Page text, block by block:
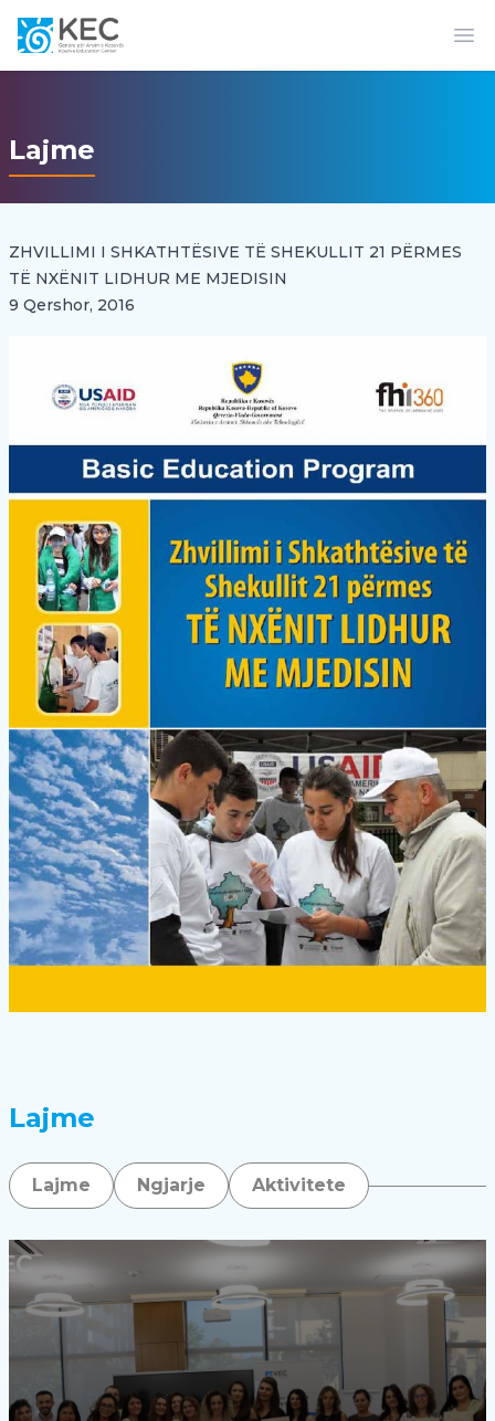
Lajme
ZHVILLIMI I SHKATHTËSIVE TË SHEKULLIT 21 PËRMES
TË NXËNIT LIDHUR ME MJEDISIN
9 Qershor, 2016
Lajme
Lajme Ngjarje Aktivitete